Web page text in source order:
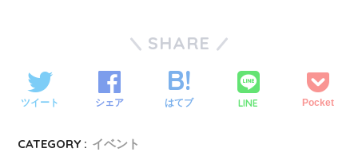
SHARE
ツイート シェア はてブ LINE Pocket
CATEGORY : イベント